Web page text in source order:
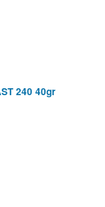
240 40gr